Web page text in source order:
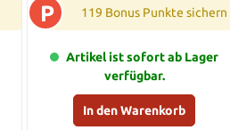
P 119 Bonus Punkte sichern
Artikel ist sofort ab Lager
verfügbar.
In den Warenkorb